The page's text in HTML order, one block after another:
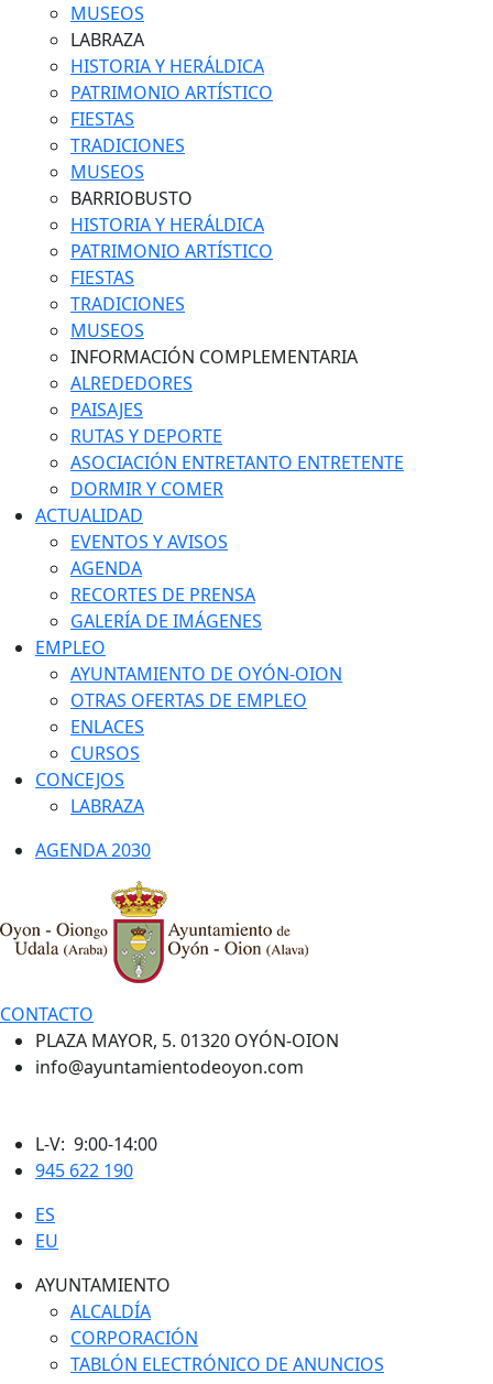
MUSEOS
LABRAZA
HISTORIA Y HERÁLDICA
PATRIMONIO ARTÍSTICO
FIESTAS
TRADICIONES
MUSEOS
BARRIOBUSTO
HISTORIA Y HERÁLDICA
PATRIMONIO ARTÍSTICO
FIESTAS
TRADICIONES
MUSEOS
INFORMACIÓN COMPLEMENTARIA
ALREDEDORES
PAISAJES
RUTAS Y DEPORTE
ASOCIACIÓN ENTRETANTO ENTRETENTE
DORMIR Y COMER
ACTUALIDAD
EVENTOS Y AVISOS
AGENDA
RECORTES DE PRENSA
GALERÍA DE IMÁGENES
EMPLEO
AYUNTAMIENTO DE OYÓN-OION
OTRAS OFERTAS DE EMPLEO
ENLACES
CURSOS
CONCEJOS
LABRAZA
AGENDA 2030
CONTACTO
PLAZA MAYOR, 5. 01320 OYÓN-OION
info@ayuntamientodeoyon.com
L-V: 9:00-14:00
945 622 190
ES
EU
AYUNTAMIENTO
ALCALDÍA
CORPORACIÓN
TABLÓN ELECTRÓNICO DE ANUNCIOS